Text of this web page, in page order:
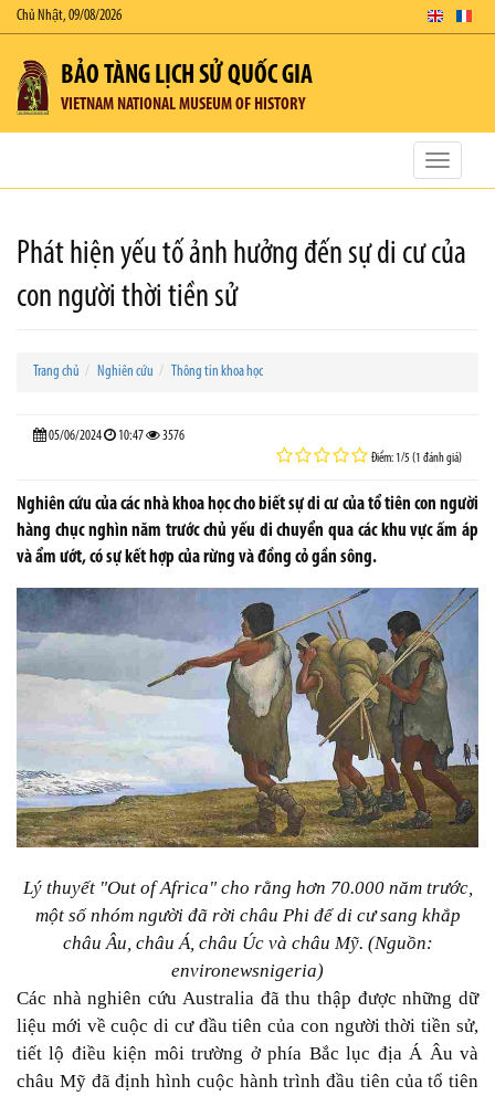
Chủ Nhật, 09/08/2026
BẢO TÀNG LỊCH SỬ QUỐC GIA
VIETNAM NATIONAL MUSEUM OF HISTORY
Toggle
Phát hiện yếu tố ảnh hưởng đến sự di cư của
con người thời tiền sử
Trang chủ Nghiên cứu Thông tin khoa học
05/06/2024 10:47 3576
Điểm: 1/5 (1 đánh giá)
Nghiên cứu của các nhà khoa học cho biết sự di cư của tổ tiên con người
hàng chục nghìn năm trước chủ yếu di chuyển qua các khu vực ấm áp
và ẩm ướt, có sự kết hợp của rừng và đồng cỏ gần sông.
Lý thuyết "Out of Africa" cho rằng hơn 70.000 năm trước,
một số nhóm người đã rời châu Phi để di cư sang khắp
châu Âu, châu Á, châu Úc và châu Mỹ. (Nguồn:
environewsnigeria)
Các nhà nghiên cứu Australia đã thu thập được những dữ
liệu mới về cuộc di cư đầu tiên của con người thời tiền sử,
tiết lộ điều kiện môi trường ở phía Bắc lục địa Á Âu và
châu Mỹ đã định hình cuộc hành trình đầu tiên của tổ tiên